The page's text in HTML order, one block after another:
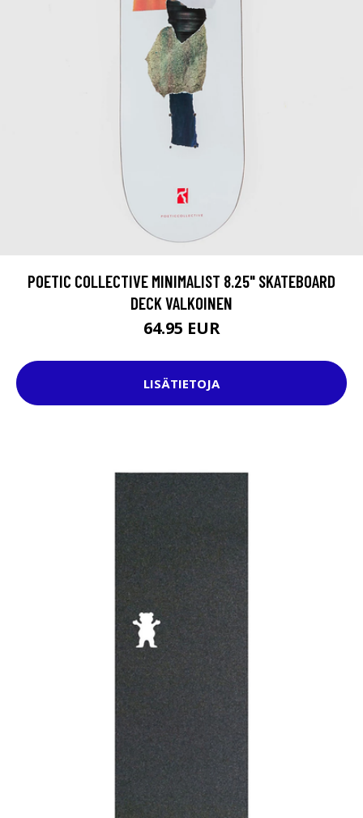
POETIC COLLECTIVE MINIMALIST 8.25" SKATEBOARD
DECK VALKOINEN
64.95 EUR
LISÄTIETOJA